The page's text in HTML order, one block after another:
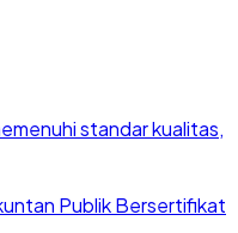
standar kualitas,
Publik Bersertifikat